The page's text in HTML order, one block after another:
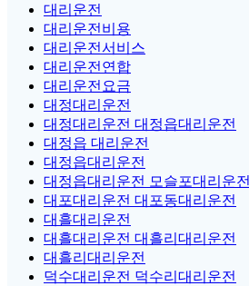
대리운전
대리운전비용
대리운전서비스
대리운전연합
대리운전요금
대정대리운전
대정대리운전 대정읍대리운전
대정읍 대리운전
대정읍대리운전
대정읍대리운전 모슬포대리운전
대포대리운전 대포동대리운전
대흘대리운전
대흘대리운전 대흘리대리운전
대흘리대리운전
덕수대리운전 덕수리대리운전